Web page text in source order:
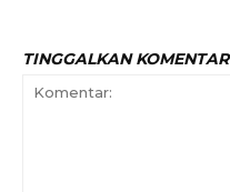
TINGGALKAN KOMENTAR